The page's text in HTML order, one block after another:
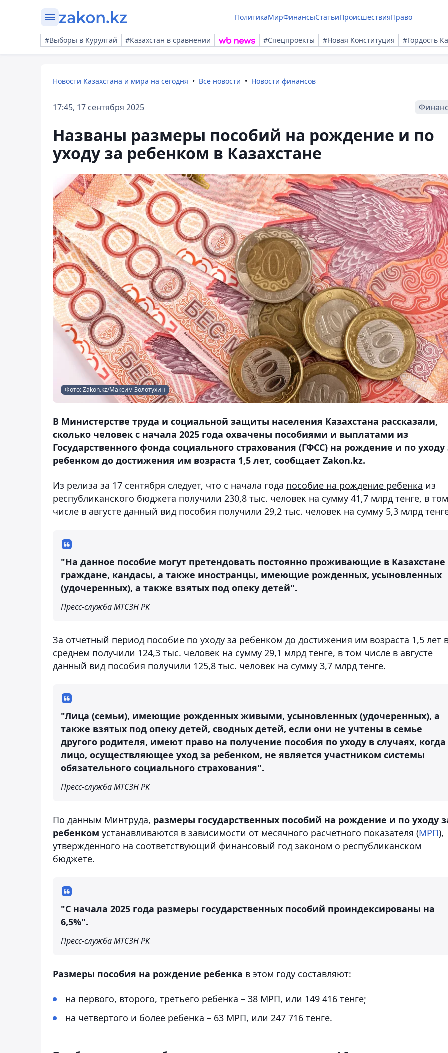
ПолитикаМирФинансыСтатьиПроисшествияПраво
#Выборы в Курултай #Казахстан в сравнении #Спецпроекты #Новая Конституция #Гордость
Новости Казахстана и мира на сегодня Все новости Новости финансов
17:45, 17 сентября 2025
Названы размеры пособий на рождение и по
уходу за ребенком в Казахстане
Фото: Zakon.kz/Максим Золотухин
В Министерстве труда и социальной защиты населения Казахстана рассказали,
сколько человек с начала 2025 года охвачены пособиями и выплатами из
Государственного фонда социального страхования (ГФСС) на рождение и по уходу
ребенком до достижения им возраста 1,5 лет, сообщает Zakon.kz.
Из релиза за 17 сентября следует, что с начала года пособие на рождение ребенка из
республиканского бюджета получили 230,8 тыс. человек на сумму 41,7 млрд тенге, в том
числе в августе данный вид пособия получили 29,2 тыс. человек на сумму 5,3 млрд
"На данное пособие могут претендовать постоянно проживающие в Казахстане
граждане, кандасы, а также иностранцы, имеющие рожденных, усыновленных
(удочеренных), а также взятых под опеку детей".
Пресс-служба МТСЗН РК
За отчетный период пособие по уходу за ребенком до достижения им возраста 1,5 лет
среднем получили 124,3 тыс. человек на сумму 29,1 млрд тенге, в том числе в августе
данный вид пособия получили 125,8 тыс. человек на сумму 3,7 млрд тенге.
"Лица (семьи), имеющие рожденных живыми, усыновленных (удочеренных), а
также взятых под опеку детей, сводных детей, если они не учтены в семье
другого родителя, имеют право на получение пособия по уходу в случаях, когда
лицо, осуществляющее уход за ребенком, не является участником системы
обязательного социального страхования".
Пресс-служба МТСЗН РК
По данным Минтруда, размеры государственных пособий на рождение и по уходу
ребенком устанавливаются в зависимости от месячного расчетного показателя (МРП),
утвержденного на соответствующий финансовый год законом о республиканском
бюджете.
"С начала 2025 года размеры государственных пособий проиндексированы на
6,5%".
Пресс-служба МТСЗН РК
Размеры пособия на рождение ребенка в этом году составляют:
на первого, второго, третьего ребенка – 38 МРП, или 149 416 тенге;
на четвертого и более ребенка – 63 МРП, или 247 716 тенге.